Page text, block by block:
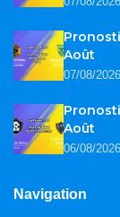
Août
07/08/
Août
06/08/
Navigation